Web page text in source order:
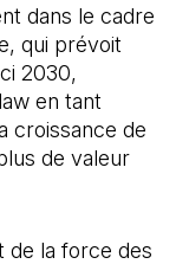
dans le cadre
qui prévoit
2030,
en tant
croissance de
de valeur
de la force des